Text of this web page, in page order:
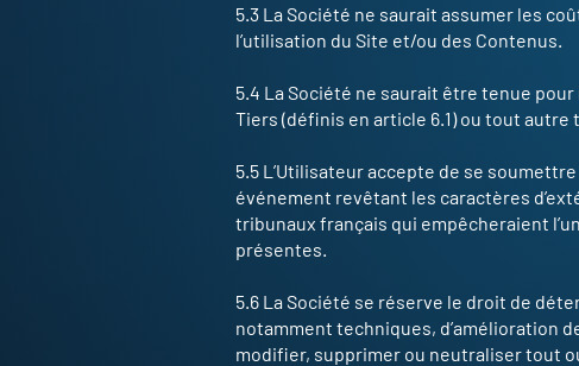
5.3 La Société ne saurait assumer les
l’utilisation du Site et/ou des Contenus.
5.4 La Société ne saurait être tenue
Tiers (définis en article 6.1) ou tout
5.5 L’Utilisateur accepte de se
événement revêtant les caractères
tribunaux français qui empêcheraient
présentes.
5.6 La Société se réserve le droit de
notamment techniques, d’amélioration
modifier, supprimer ou neutraliser tout